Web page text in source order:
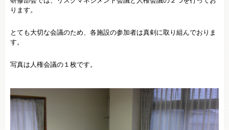
ります。
とても大切な会議のため、各施設の参加者は真剣に取り組んでおりま
す。
写真は人権会議の１枚です。